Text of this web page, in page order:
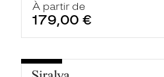
À partir de
179,00 €